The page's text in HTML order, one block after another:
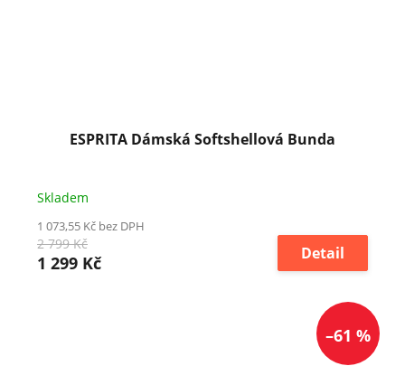
ESPRITA Dámská Softshellová Bunda
Skladem
1 073,55 Kč bez DPH
2 799 Kč
1 299 Kč Detail
–61 %